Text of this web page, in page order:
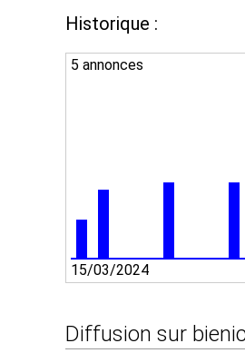
Historique :
5 annonces
15/03/2024
Diffusion sur